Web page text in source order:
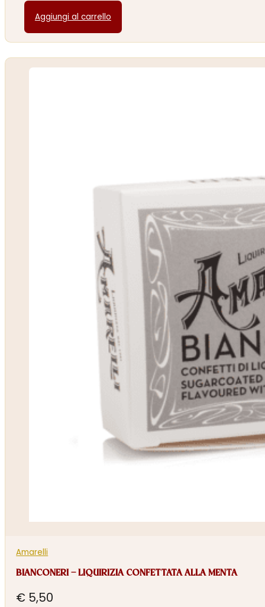
Aggiungi al carrello
Amarelli
BIANCONERI – LIQUIRIZIA CONFETTATA ALLA MENTA
€ 5,50